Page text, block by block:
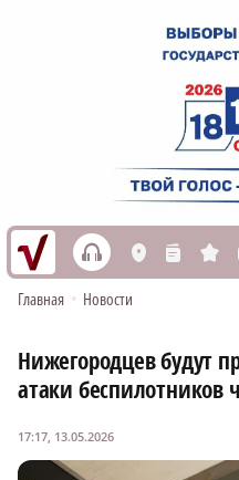
h L n s
Главная • Новости
Нижегородцев будут
атаки беспилотников
17:17, 13.05.2026